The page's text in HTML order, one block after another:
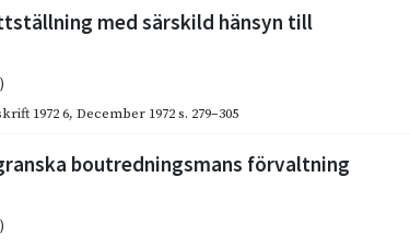
med särskild hänsyn till
1972 6, December 1972s. 279–305
boutredningsmans förvaltning